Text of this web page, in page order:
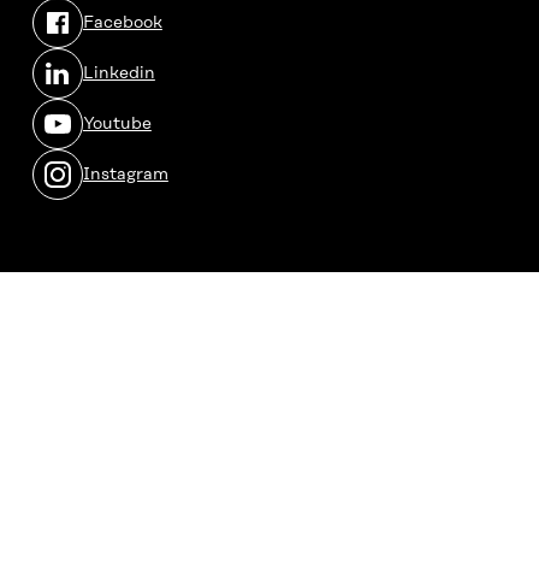
Facebook
Avautuu
uudessa
ikkunassaLinkedin
Avautuu
uudessa
ikkunassaYoutube
Avautuu
uudessa
ikkunassaInstagram
Avautuu
uudessa